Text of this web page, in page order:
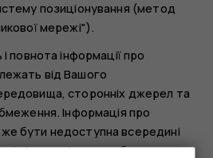
позиціонування (метод
мережі").
повнота інформації про
від Вашого
сторонніх джерел та
Інформація про
бути недоступна всередині
Інформацію про забезпечення